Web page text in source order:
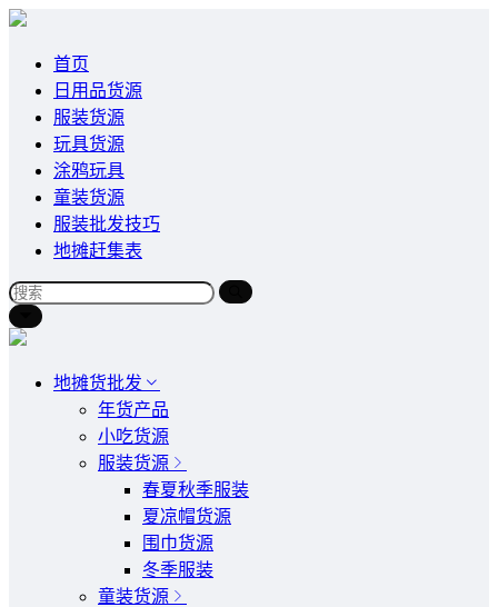
首页
日用品货源
服装货源
玩具货源
涂鸦玩具
童装货源
服装批发技巧
地摊赶集表
地摊货批发
年货产品
小吃货源
服装货源
春夏秋季服装
夏凉帽货源
围巾货源
冬季服装
童装货源